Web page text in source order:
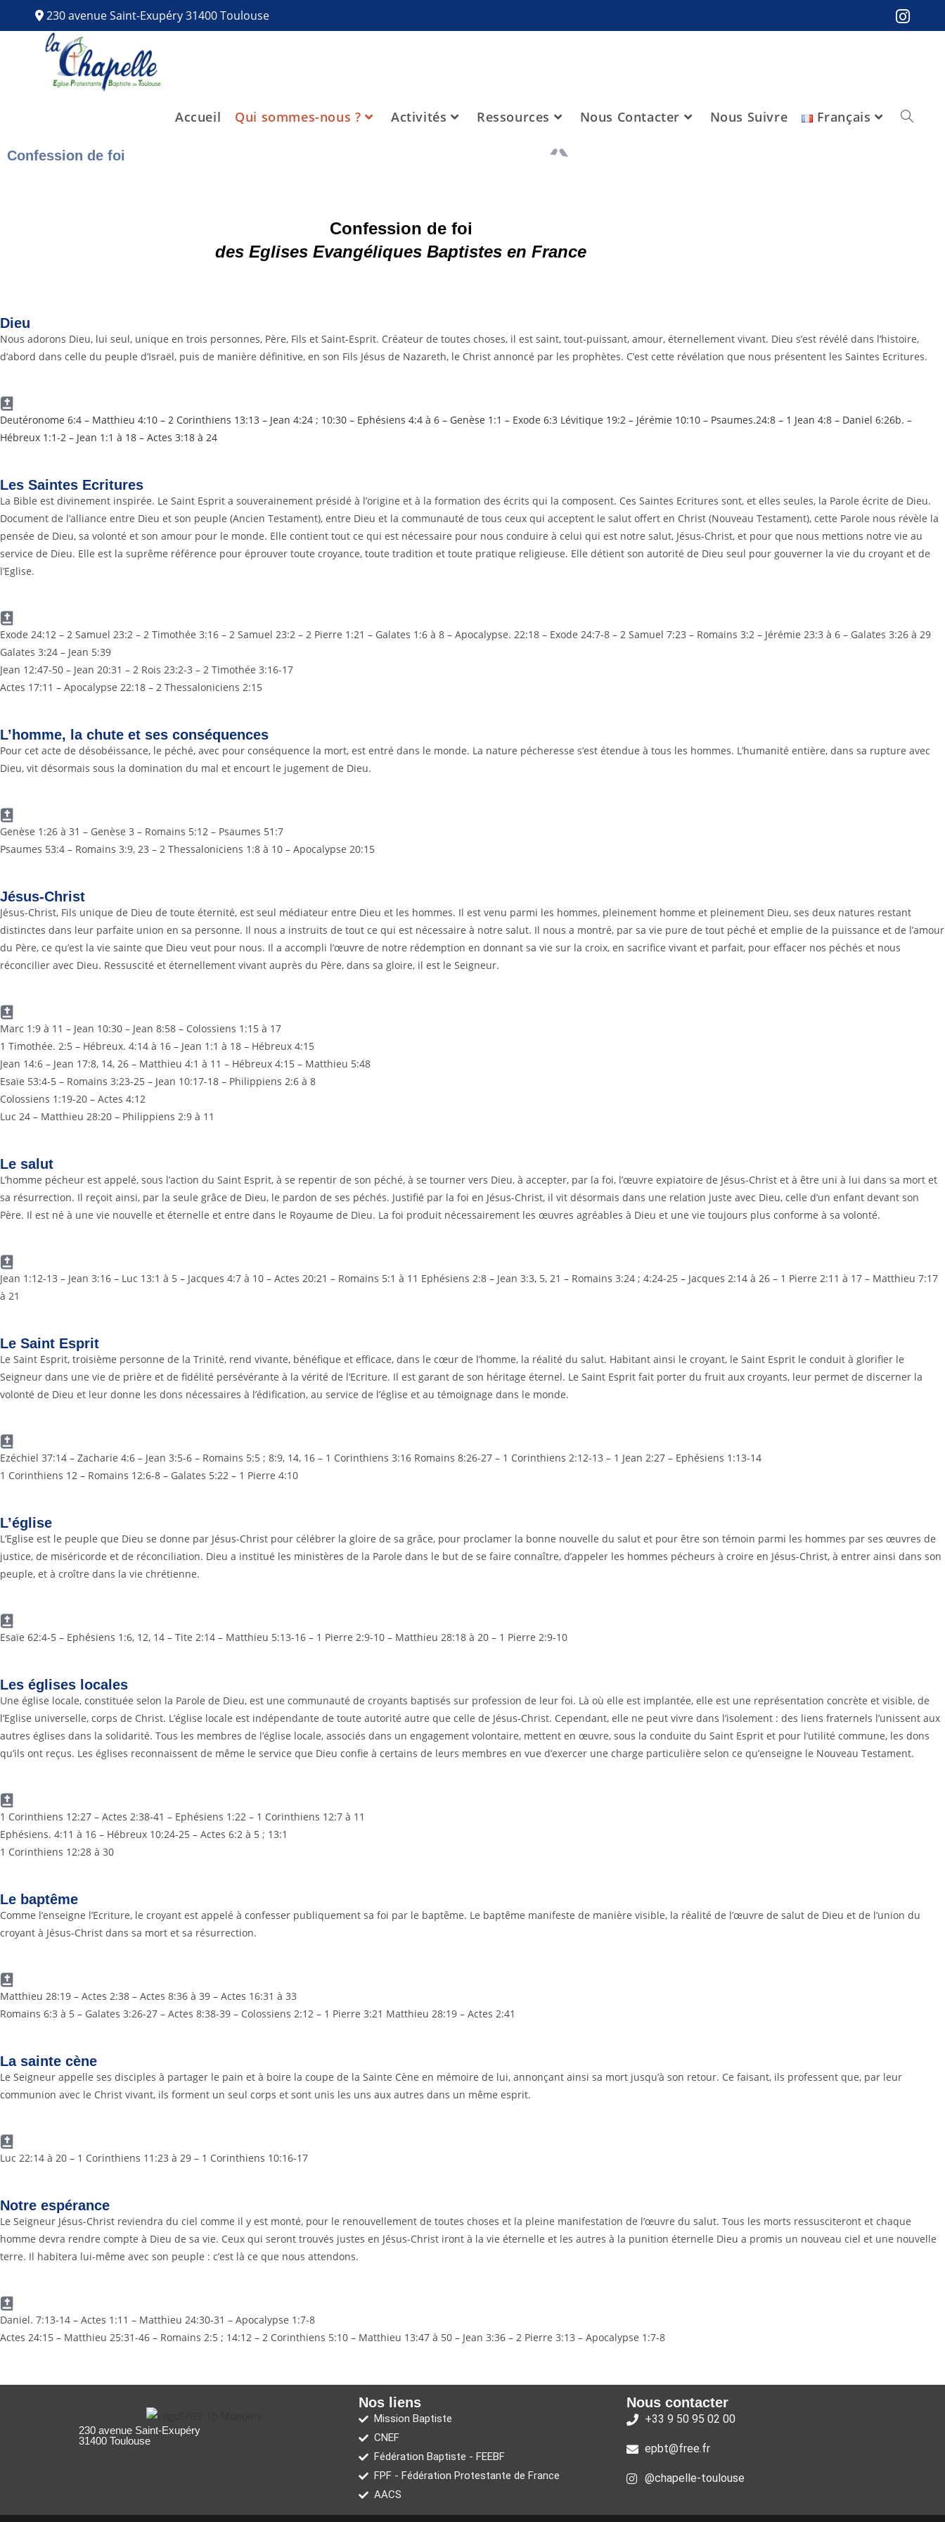
230 avenue Saint-Exupéry 31400 Toulouse
Accueil Qui sommes-nous ? Activités Ressources Nous Contacter Nous Suivre Français
Confession de foi
Confession de foi
des Eglises Evangéliques Baptistes en France
Dieu
Nous adorons Dieu, lui seul, unique en trois personnes, Père, Fils et Saint-Esprit. Créateur de toutes choses, il est saint, tout-puissant, amour, éternellement vivant. Dieu s’est révélé dans l’histoire,
d’abord dans celle du peuple d’Israël, puis de manière définitive, en son Fils Jésus de Nazareth, le Christ annoncé par les prophètes. C’est cette révélation que nous présentent les Saintes Ecritures.
Deutéronome 6:4 – Matthieu 4:10 – 2 Corinthiens 13:13 – Jean 4:24 ; 10:30 – Ephésiens 4:4 à 6 – Genèse 1:1 – Exode 6:3 Lévitique 19:2 – Jérémie 10:10 – Psaumes.24:8 – 1 Jean 4:8 – Daniel 6:26b. –
Hébreux 1:1-2 – Jean 1:1 à 18 – Actes 3:18 à 24
Les Saintes Ecritures
La Bible est divinement inspirée. Le Saint Esprit a souverainement présidé à l’origine et à la formation des écrits qui la composent. Ces Saintes Ecritures sont, et elles seules, la Parole écrite de Dieu.
Document de l’alliance entre Dieu et son peuple (Ancien Testament), entre Dieu et la communauté de tous ceux qui acceptent le salut offert en Christ (Nouveau Testament), cette Parole nous révèle la
pensée de Dieu, sa volonté et son amour pour le monde. Elle contient tout ce qui est nécessaire pour nous conduire à celui qui est notre salut, Jésus-Christ, et pour que nous mettions notre vie au
service de Dieu. Elle est la suprême référence pour éprouver toute croyance, toute tradition et toute pratique religieuse. Elle détient son autorité de Dieu seul pour gouverner la vie du croyant et de
l’Eglise.
Exode 24:12 – 2 Samuel 23:2 – 2 Timothée 3:16 – 2 Samuel 23:2 – 2 Pierre 1:21 – Galates 1:6 à 8 – Apocalypse. 22:18 – Exode 24:7-8 – 2 Samuel 7:23 – Romains 3:2 – Jérémie 23:3 à 6 – Galates 3:26 à 29
Galates 3:24 – Jean 5:39
Jean 12:47-50 – Jean 20:31 – 2 Rois 23:2-3 – 2 Timothée 3:16-17
Actes 17:11 – Apocalypse 22:18 – 2 Thessaloniciens 2:15
L’homme, la chute et ses conséquences
Pour cet acte de désobéissance, le péché, avec pour conséquence la mort, est entré dans le monde. La nature pécheresse s’est étendue à tous les hommes. L’humanité entière, dans sa rupture avec
Dieu, vit désormais sous la domination du mal et encourt le jugement de Dieu.
Genèse 1:26 à 31 – Genèse 3 – Romains 5:12 – Psaumes 51:7
Psaumes 53:4 – Romains 3:9, 23 – 2 Thessaloniciens 1:8 à 10 – Apocalypse 20:15
Jésus-Christ
Jésus-Christ, Fils unique de Dieu de toute éternité, est seul médiateur entre Dieu et les hommes. Il est venu parmi les hommes, pleinement homme et pleinement Dieu, ses deux natures restant
distinctes dans leur parfaite union en sa personne. Il nous a instruits de tout ce qui est nécessaire à notre salut. Il nous a montré, par sa vie pure de tout péché et emplie de la puissance et de l’amour
du Père, ce qu’est la vie sainte que Dieu veut pour nous. Il a accompli l’œuvre de notre rédemption en donnant sa vie sur la croix, en sacrifice vivant et parfait, pour effacer nos péchés et nous
réconcilier avec Dieu. Ressuscité et éternellement vivant auprès du Père, dans sa gloire, il est le Seigneur.
Marc 1:9 à 11 – Jean 10:30 – Jean 8:58 – Colossiens 1:15 à 17
1 Timothée. 2:5 – Hébreux. 4:14 à 16 – Jean 1:1 à 18 – Hébreux 4:15
Jean 14:6 – Jean 17:8, 14, 26 – Matthieu 4:1 à 11 – Hébreux 4:15 – Matthieu 5:48
Esaïe 53:4-5 – Romains 3:23-25 – Jean 10:17-18 – Philippiens 2:6 à 8
Colossiens 1:19-20 – Actes 4:12
Luc 24 – Matthieu 28:20 – Philippiens 2:9 à 11
Le salut
L’homme pécheur est appelé, sous l’action du Saint Esprit, à se repentir de son péché, à se tourner vers Dieu, à accepter, par la foi, l’œuvre expiatoire de Jésus-Christ et à être uni à lui dans sa mort et
sa résurrection. Il reçoit ainsi, par la seule grâce de Dieu, le pardon de ses péchés. Justifié par la foi en Jésus-Christ, il vit désormais dans une relation juste avec Dieu, celle d’un enfant devant son
Père. Il est né à une vie nouvelle et éternelle et entre dans le Royaume de Dieu. La foi produit nécessairement les œuvres agréables à Dieu et une vie toujours plus conforme à sa volonté.
Jean 1:12-13 – Jean 3:16 – Luc 13:1 à 5 – Jacques 4:7 à 10 – Actes 20:21 – Romains 5:1 à 11 Ephésiens 2:8 – Jean 3:3, 5, 21 – Romains 3:24 ; 4:24-25 – Jacques 2:14 à 26 – 1 Pierre 2:11 à 17 – Matthieu 7:17
à 21
Le Saint Esprit
Le Saint Esprit, troisième personne de la Trinité, rend vivante, bénéfique et efficace, dans le cœur de l’homme, la réalité du salut. Habitant ainsi le croyant, le Saint Esprit le conduit à glorifier le
Seigneur dans une vie de prière et de fidélité persévérante à la vérité de l’Ecriture. Il est garant de son héritage éternel. Le Saint Esprit fait porter du fruit aux croyants, leur permet de discerner la
volonté de Dieu et leur donne les dons nécessaires à l’édification, au service de l’église et au témoignage dans le monde.
Ezéchiel 37:14 – Zacharie 4:6 – Jean 3:5-6 – Romains 5:5 ; 8:9, 14, 16 – 1 Corinthiens 3:16 Romains 8:26-27 – 1 Corinthiens 2:12-13 – 1 Jean 2:27 – Ephésiens 1:13-14
1 Corinthiens 12 – Romains 12:6-8 – Galates 5:22 – 1 Pierre 4:10
L’église
L’Eglise est le peuple que Dieu se donne par Jésus-Christ pour célébrer la gloire de sa grâce, pour proclamer la bonne nouvelle du salut et pour être son témoin parmi les hommes par ses œuvres de
justice, de miséricorde et de réconciliation. Dieu a institué les ministères de la Parole dans le but de se faire connaître, d’appeler les hommes pécheurs à croire en Jésus-Christ, à entrer ainsi dans son
peuple, et à croître dans la vie chrétienne.
Esaïe 62:4-5 – Ephésiens 1:6, 12, 14 – Tite 2:14 – Matthieu 5:13-16 – 1 Pierre 2:9-10 – Matthieu 28:18 à 20 – 1 Pierre 2:9-10
Les églises locales
Une église locale, constituée selon la Parole de Dieu, est une communauté de croyants baptisés sur profession de leur foi. Là où elle est implantée, elle est une représentation concrète et visible, de
l’Eglise universelle, corps de Christ. L’église locale est indépendante de toute autorité autre que celle de Jésus-Christ. Cependant, elle ne peut vivre dans l’isolement : des liens fraternels l’unissent aux
autres églises dans la solidarité. Tous les membres de l’église locale, associés dans un engagement volontaire, mettent en œuvre, sous la conduite du Saint Esprit et pour l’utilité commune, les dons
qu’ils ont reçus. Les églises reconnaissent de même le service que Dieu confie à certains de leurs membres en vue d’exercer une charge particulière selon ce qu’enseigne le Nouveau Testament.
1 Corinthiens 12:27 – Actes 2:38-41 – Ephésiens 1:22 – 1 Corinthiens 12:7 à 11
Ephésiens. 4:11 à 16 – Hébreux 10:24-25 – Actes 6:2 à 5 ; 13:1
1 Corinthiens 12:28 à 30
Le baptême
Comme l’enseigne l’Ecriture, le croyant est appelé à confesser publiquement sa foi par le baptême. Le baptême manifeste de manière visible, la réalité de l’œuvre de salut de Dieu et de l’union du
croyant à Jésus-Christ dans sa mort et sa résurrection.
Matthieu 28:19 – Actes 2:38 – Actes 8:36 à 39 – Actes 16:31 à 33
Romains 6:3 à 5 – Galates 3:26-27 – Actes 8:38-39 – Colossiens 2:12 – 1 Pierre 3:21 Matthieu 28:19 – Actes 2:41
La sainte cène
Le Seigneur appelle ses disciples à partager le pain et à boire la coupe de la Sainte Cène en mémoire de lui, annonçant ainsi sa mort jusqu’à son retour. Ce faisant, ils professent que, par leur
communion avec le Christ vivant, ils forment un seul corps et sont unis les uns aux autres dans un même esprit.
Luc 22:14 à 20 – 1 Corinthiens 11:23 à 29 – 1 Corinthiens 10:16-17
Notre espérance
Le Seigneur Jésus-Christ reviendra du ciel comme il y est monté, pour le renouvellement de toutes choses et la pleine manifestation de l’œuvre du salut. Tous les morts ressusciteront et chaque
homme devra rendre compte à Dieu de sa vie. Ceux qui seront trouvés justes en Jésus-Christ iront à la vie éternelle et les autres à la punition éternelle Dieu a promis un nouveau ciel et une nouvelle
terre. Il habitera lui-même avec son peuple : c’est là ce que nous attendons.
Daniel. 7:13-14 – Actes 1:11 – Matthieu 24:30-31 – Apocalypse 1:7-8
Actes 24:15 – Matthieu 25:31-46 – Romains 2:5 ; 14:12 – 2 Corinthiens 5:10 – Matthieu 13:47 à 50 – Jean 3:36 – 2 Pierre 3:13 – Apocalypse 1:7-8
230 avenue Saint-Exupéry
31400 Toulouse
Nos liens
Mission Baptiste
CNEF
Fédération Baptiste - FEEBF
FPF - Fédération Protestante de France
AACS
Nous contacter
+33 9 50 95 02 00
epbt@free.fr
@chapelle-toulouse